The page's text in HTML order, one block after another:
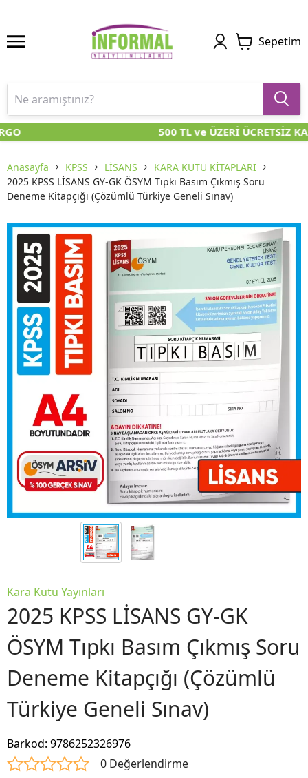
Sepetim
500 TL ve ÜZERİ ÜCRETSİZ
Anasayfa KPSS LİSANS
KARA KUTU KİTAPLARI
2025 KPSS LİSANS GY-GK ÖSYM Tıpkı Basım Çıkmış Soru
Deneme Kitapçığı (Çözümlü Türkiye Geneli Sınav)
Kara Kutu Yayınları
2025 KPSS LİSANS GY-GK
ÖSYM Tıpkı Basım Çıkmış Soru
Deneme Kitapçığı (Çözümlü
Türkiye Geneli Sınav)
Barkod: 9786252326976
0 Değerlendirme